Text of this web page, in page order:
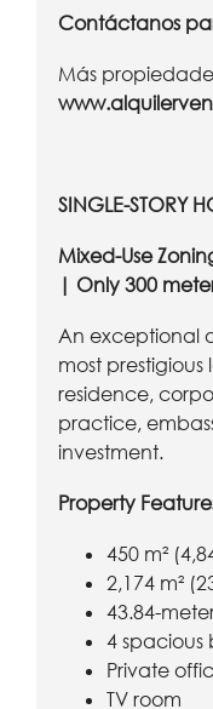
Contáctanos
Más
SINGLE-STORY
Mixed-Use
| Only 300
An exceptional
most prestigious
residence,
practice,
investment.
Property
450 m²
2,174 m²
43.84-
4 spacious
Private
TV room